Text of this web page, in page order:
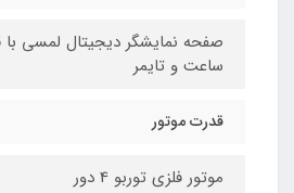
صفحه نمایشگر دیجیتال لمسی با
ساعت و تایمر
قدرت موتور
موتور فلزی توربو 4 دور